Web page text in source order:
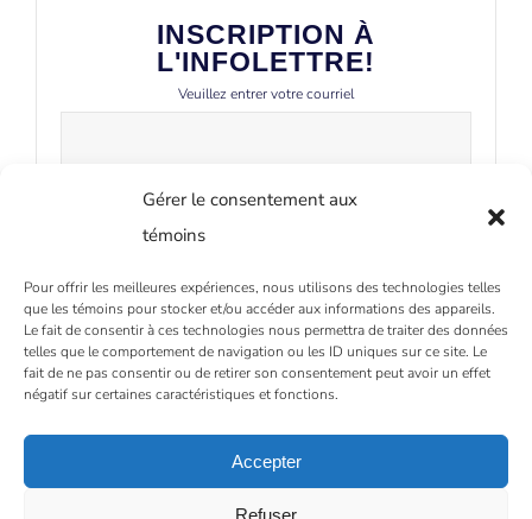
Gérer le consentement aux
témoins
Pour offrir les meilleures expériences, nous utilisons des technologies telles
que les témoins pour stocker et/ou accéder aux informations des appareils.
Le fait de consentir à ces technologies nous permettra de traiter des données
telles que le comportement de navigation ou les ID uniques sur ce site. Le
fait de ne pas consentir ou de retirer son consentement peut avoir un effet
négatif sur certaines caractéristiques et fonctions.
Accepter
Refuser
INSCRIPTION À
L'INFOLETTRE!
Veuillez entrer votre courriel